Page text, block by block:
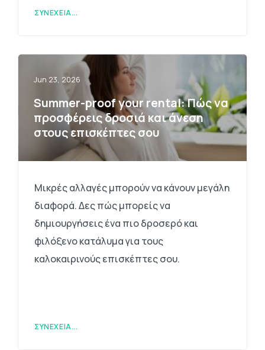
ΣΥΝΈΧΕΙΑ...
Jun 23, 2026
Summer-proof your rental: Πώς να
προσφέρεις δροσιά και άνεση
στους επισκέπτες σου
Μικρές αλλαγές μπορούν να κάνουν μεγάλη
διαφορά. Δες πώς μπορείς να
δημιουργήσεις ένα πιο δροσερό και
φιλόξενο κατάλυμα για τους
καλοκαιρινούς επισκέπτες σου.
ΣΥΝΈΧΕΙΑ...